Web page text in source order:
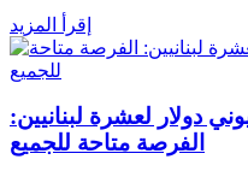
إقرأ المزيد
دولار لعشرة لبنانيين:
الفرصة متاحة للجميع